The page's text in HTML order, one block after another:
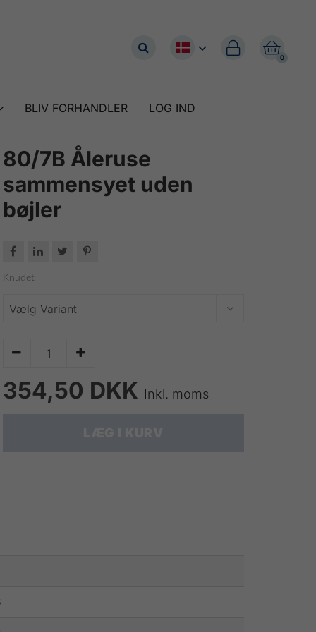

0

BLIV FORHANDLER LOG IND
80/7B Åleruse
sammensyet uden
bøjler
   
Knudet
 
354,50 DKK Inkl. moms